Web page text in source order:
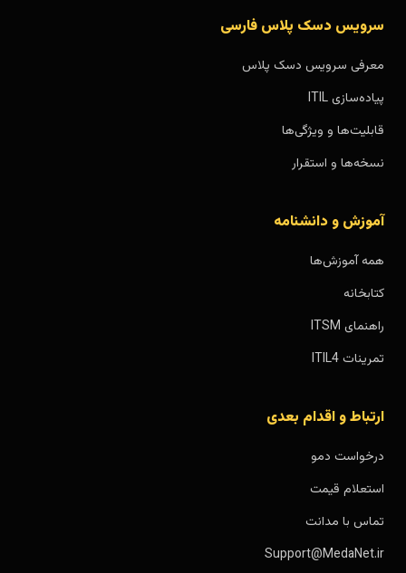
سرویس دسک پلاس فارسی
معرفی سرویس دسک پلاس
پیاده‌سازی ITIL
قابلیت‌ها و ویژگی‌ها
نسخه‌ها و استقرار
آموزش و دانشنامه
همه آموزش‌ها
کتابخانه
راهنمای ITSM
تمرینات ITIL4
ارتباط و اقدام بعدی
درخواست دمو
استعلام قیمت
تماس با مدانت
Support@MedaNet.ir